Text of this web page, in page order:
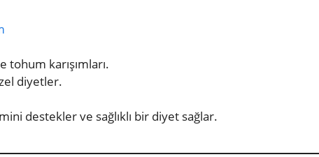
karışımları.
diyetler.
destekler ve sağlıklı bir diyet sağlar.